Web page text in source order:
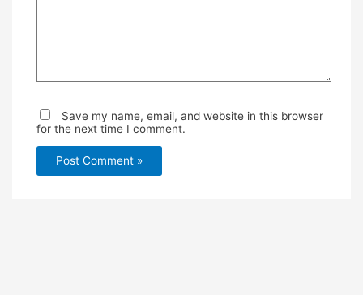
Save my name, email, and website in this browser
for the next time I comment.